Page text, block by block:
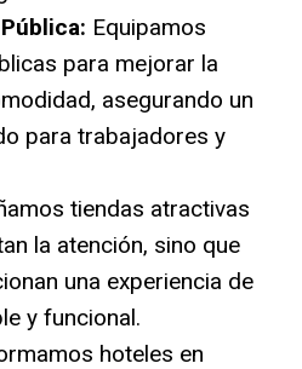
Equipamos
para mejorar la
asegurando un
para trabajadores y
tiendas atractivas
la atención, sino que
una experiencia de
y funcional.
hoteles en